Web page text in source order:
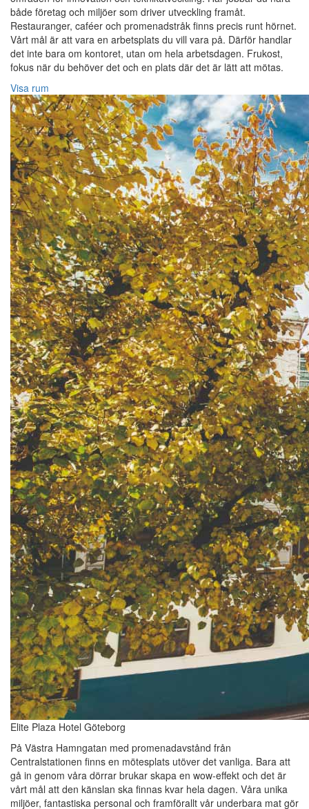
både företag och miljöer som driver utveckling framåt.
Restauranger, caféer och promenadstråk finns precis runt hörnet.
Vårt mål är att vara en arbetsplats du vill vara på. Därför handlar
det inte bara om kontoret, utan om hela arbetsdagen. Frukost,
fokus när du behöver det och en plats där det är lätt att mötas.
Visa rum
Elite Plaza Hotel Göteborg
På Västra Hamngatan med promenadavstånd från
Centralstationen finns en mötesplats utöver det vanliga. Bara att
gå in genom våra dörrar brukar skapa en wow-effekt och det är
vårt mål att den känslan ska finnas kvar hela dagen. Våra unika
miljöer, fantastiska personal och framförallt vår underbara mat gör